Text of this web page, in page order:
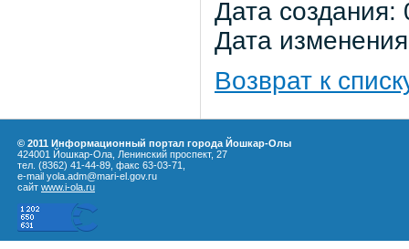
Дата
Дата
Возврат к
© 2011 Информационный портал города Йошкар-Олы
424001 Йошкар-Ола, Ленинский проспект, 27
тел. (8362) 41-44-89, факс 63-03-71,
e-mail yola.adm@mari-el.gov.ru
сайт www.i-ola.ru